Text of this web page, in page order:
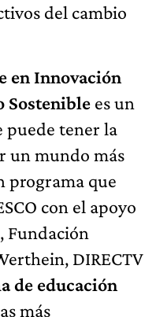
del cambio
en Innovación
Sostenible es un
puede tener la
un mundo más
programa que
con el apoyo
Fundación
DIRECTV
de educación
más